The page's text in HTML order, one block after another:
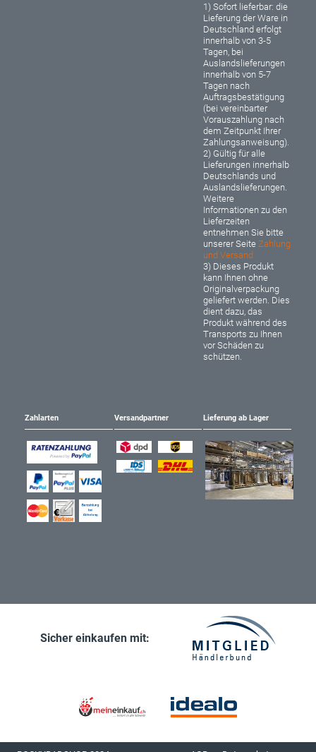
1) Sofort lieferbar: die
Lieferung der Ware in
Deutschland erfolgt
innerhalb von 3-5
Tagen, bei
Auslandslieferungen
innerhalb von 5-7
Tagen nach
Auftragsbestätigung
(bei vereinbarter
Vorauszahlung nach
dem Zeitpunkt Ihrer
Zahlungsanweisung).
2) Gültig für alle
Lieferungen innerhalb
Deutschlands und
Auslandslieferungen.
Weitere
Informationen zu den
Lieferzeiten
entnehmen Sie bitte
unserer SeiteZahlung
und Versand
3) Dieses Produkt
kann Ihnen ohne
Originalverpackung
geliefert werden. Dies
dient dazu, das
Produkt während des
Transports zu Ihnen
vor Schäden zu
schützen.
Zahlarten Versandpartner Lieferung ab Lager
Sicher einkaufen mit: